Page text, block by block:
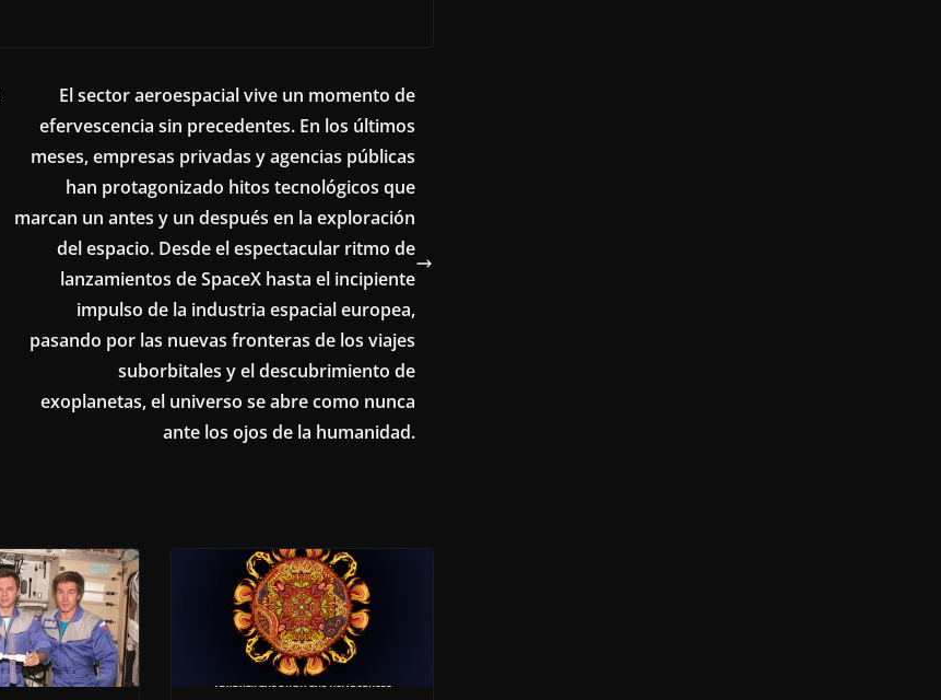
El sector aeroespacial vive un momento de
efervescencia sin precedentes. En los últimos
meses, empresas privadas y agencias públicas
han protagonizado hitos tecnológicos que
marcan un antes y un después en la exploración
del espacio. Desde el espectacular ritmo de
lanzamientos de SpaceX hasta el incipiente
impulso de la industria espacial europea,
pasando por las nuevas fronteras de los viajes
suborbitales y el descubrimiento de
exoplanetas, el universo se abre como nunca
ante los ojos de la humanidad.